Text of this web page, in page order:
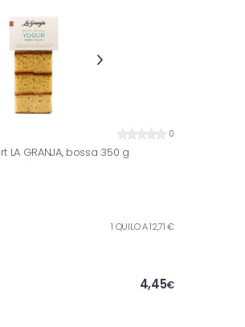
0
GRANJA, bossa 350 g
1 QUILO A 12,71 €
4,45€